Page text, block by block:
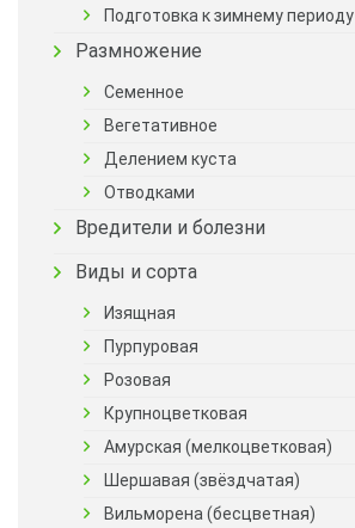
Подготовка к зимнему периоду
Размножение
Семенное
Вегетативное
Делением куста
Отводками
Вредители и болезни
Виды и сорта
Изящная
Пурпуровая
Розовая
Крупноцветковая
Амурская (мелкоцветковая)
Шершавая (звёздчатая)
Вильморена (бесцветная)